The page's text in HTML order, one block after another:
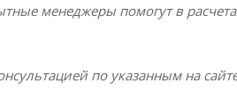
менеджеры помогут в
по указанным на